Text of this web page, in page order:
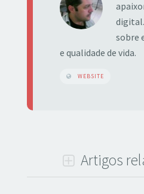
sobre
e qualidade de vida.
WEBSITE
Artigos